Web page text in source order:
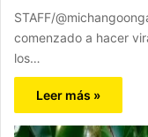
STAFF/
comenzado a hacer
los…
Leer más »